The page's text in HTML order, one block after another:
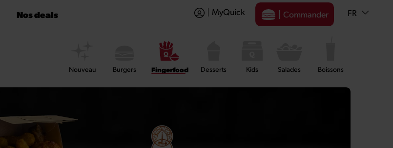
Nos deals MyQuick Commander FR
Nouveau Burgers Fingerfood Desserts Kids Salades Boissons